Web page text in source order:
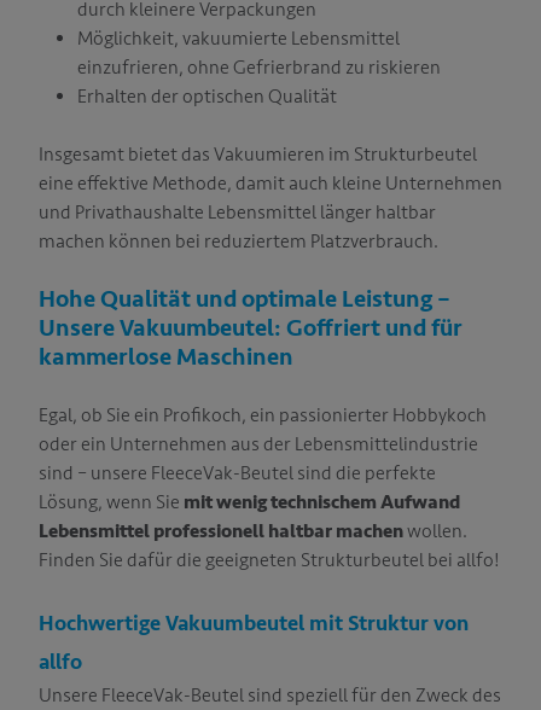
durch kleinere Verpackungen
Möglichkeit, vakuumierte Lebensmittel
einzufrieren, ohne Gefrierbrand zu riskieren
Erhalten der optischen Qualität
Insgesamt bietet das Vakuumieren im Strukturbeutel
eine effektive Methode, damit auch kleine Unternehmen
und Privathaushalte Lebensmittel länger haltbar
machen können bei reduziertem Platzverbrauch.
Hohe Qualität und optimale Leistung –
Unsere Vakuumbeutel: Goffriert und für
kammerlose Maschinen
Egal, ob Sie ein Profikoch, ein passionierter Hobbykoch
oder ein Unternehmen aus der Lebensmittelindustrie
sind – unsere FleeceVak-Beutel sind die perfekte
Lösung, wenn Sie mit wenig technischem Aufwand
Lebensmittel professionell haltbar machenwollen.
Finden Sie dafür die geeigneten Strukturbeutel bei allfo!
Hochwertige Vakuumbeutel mit Struktur von
allfo
Unsere FleeceVak-Beutel sind speziell für den Zweck des